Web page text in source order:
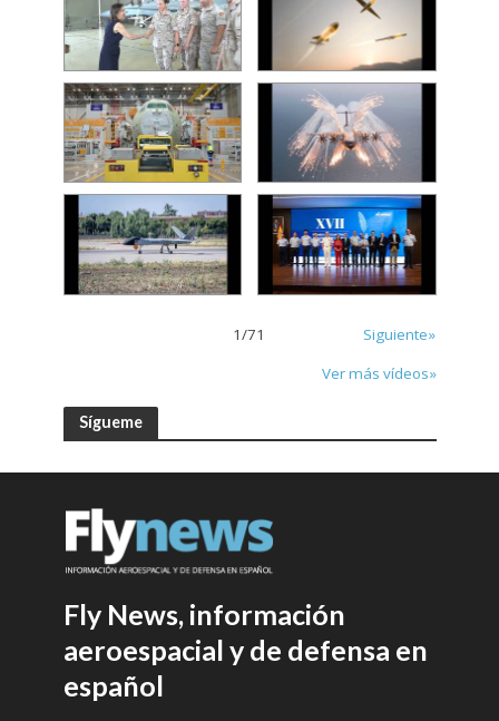
1/71
Siguiente»
Ver más vídeos»
Sígueme
Fly News, información
aeroespacial y de defensa en
español